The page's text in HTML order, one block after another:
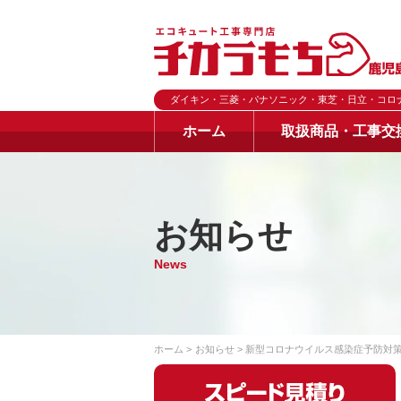
ダイキン・三菱・パナソニック・東芝・日立・コロ
ホーム 取扱商品・工事交
お知らせ
News
ホーム お知らせ 新型コロナウイルス感染症予防対